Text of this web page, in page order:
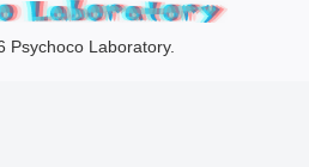
Psychoco Laboratory.